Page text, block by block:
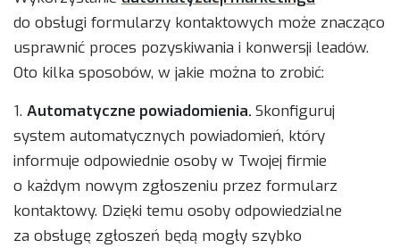
do obsługi formularzy kontaktowych może znacząco
usprawnić proces pozyskiwania i konwersji leadów.
Oto kilka sposobów, w jakie można to zrobić:
1. Automatyczne powiadomienia. Skonfiguruj
system automatycznych powiadomień, który
informuje odpowiednie osoby w Twojej firmie
o każdym nowym zgłoszeniu przez formularz
kontaktowy. Dzięki temu osoby odpowiedzialne
za obsługę zgłoszeń będą mogły szybko